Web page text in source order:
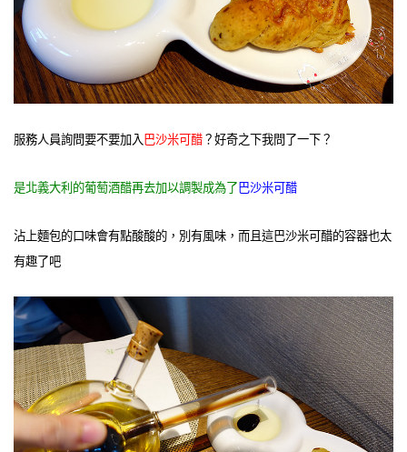
服務人員詢問要不要加入 巴沙米可醋 ？好奇之下我問了一下？
是北義大利的葡萄酒醋再去加以調製成為了 巴沙米可醋
沾上麵包的口味會有點酸酸的，別有風味，而且這巴沙米可醋的容器也太
有趣了吧